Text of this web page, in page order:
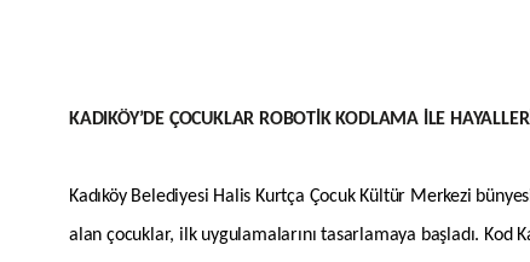
KADIKÖY’DE ÇOCUKLAR ROBOTİK KODLAMA İLE
Kadıköy Belediyesi Halis Kurtça Çocuk Kültür Merkezi
alan çocuklar, ilk uygulamalarını tasarlamaya başladı.